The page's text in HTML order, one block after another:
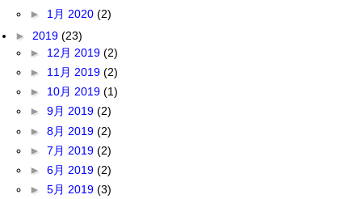
► 1月 2020 (2)
► 2019 (23)
► 12月 2019 (2)
► 11月 2019 (2)
► 10月 2019 (1)
► 9月 2019 (2)
► 8月 2019 (2)
► 7月 2019 (2)
► 6月 2019 (2)
► 5月 2019 (3)